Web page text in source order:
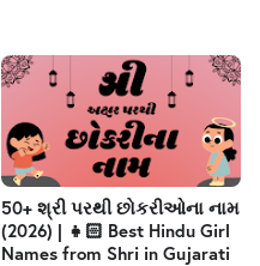
50+ શ્રી પરથી છોકરીઓના નામ
(2026) | 👧🏻 Best Hindu Girl
Names from Shri in Gujarati